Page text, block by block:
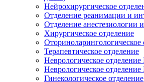
Нейрохирургическое
Отделение реанимации и
Отделение анестезиологии
Хирургическое отделение
Оториноларингологическое
Терапевтическое отделение
Неврологическое
Неврологическое
Гинекологическое отделение